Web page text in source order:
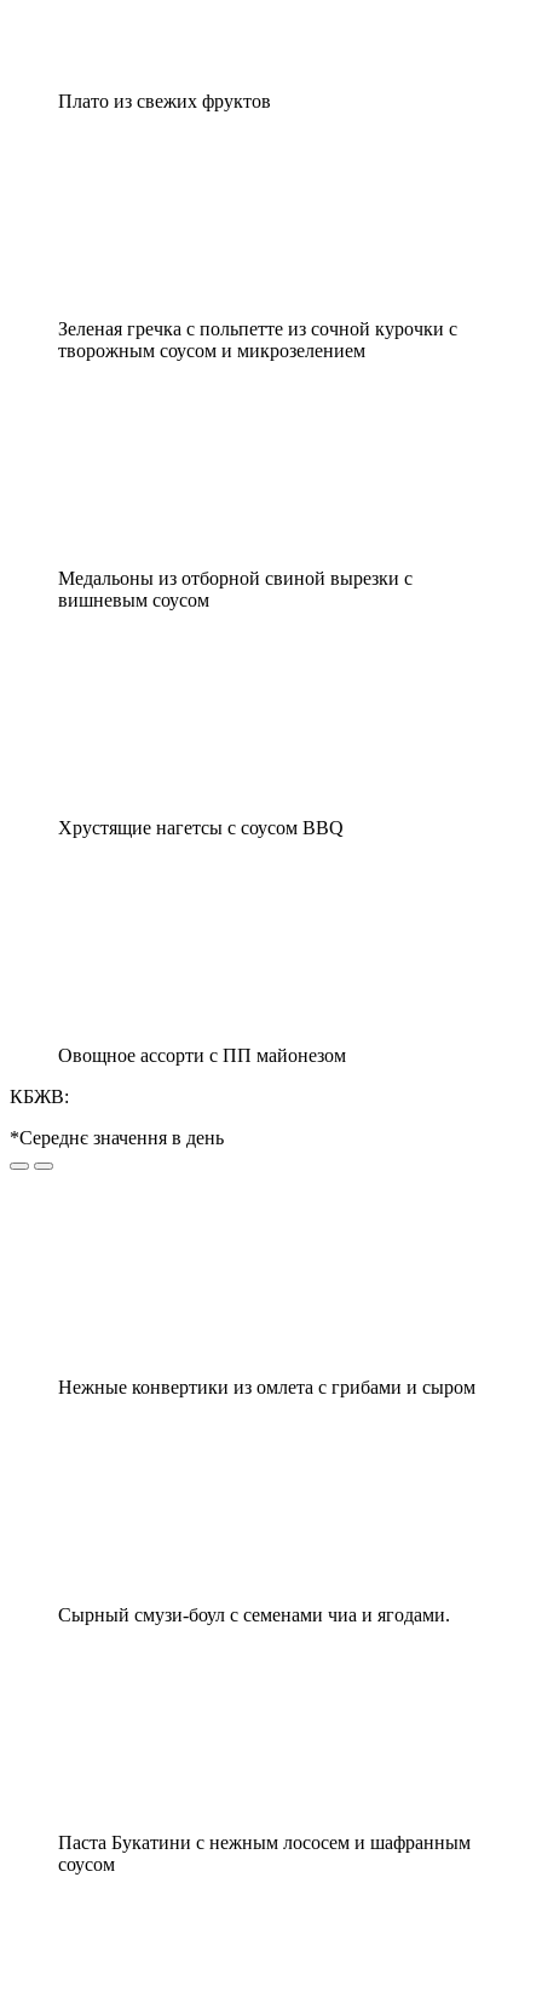
Плато из свежих фруктов
Зеленая гречка с польпетте из сочной курочки с
творожным соусом и микрозелением
Медальоны из отборной свиной вырезки с
вишневым соусом
Хрустящие нагетсы с соусом BBQ
Овощное ассорти с ПП майонезом
КБЖВ:
*Середнє значення в день
Нежные конвертики из омлета с грибами и сыром
Сырный смузи-боул с семенами чиа и ягодами.
Паста Букатини с нежным лососем и шафранным
соусом